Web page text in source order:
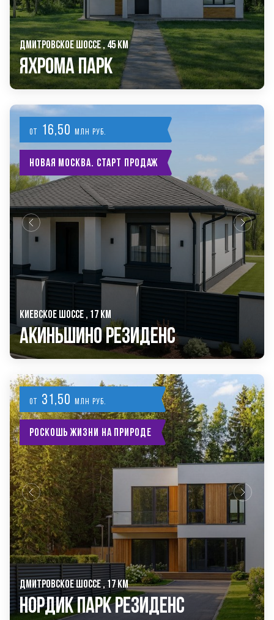
ДМИТРОВСКОЕ ШОССЕ , 45 КМ
Яхрома Парк
от 16,50 млн руб.
Новая Москва. Старт продаж
КИЕВСКОЕ ШОССЕ , 17 КМ
Акиньшино Резиденс
от 31,50 млн руб.
Роскошь жизни на природе
ДМИТРОВСКОЕ ШОССЕ , 17 КМ
Нордик Парк Резиденс